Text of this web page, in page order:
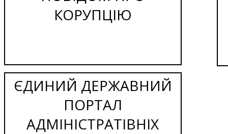
КОРУПЦІЮ
ЄДИНИЙ ДЕРЖАВНИЙ
ПОРТАЛ
АДМІНІСТРАТІВНІХ